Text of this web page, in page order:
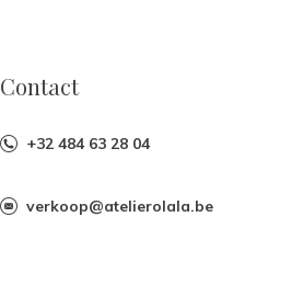
Contact
+32 484 63 28 04
verkoop@atelierolala.be